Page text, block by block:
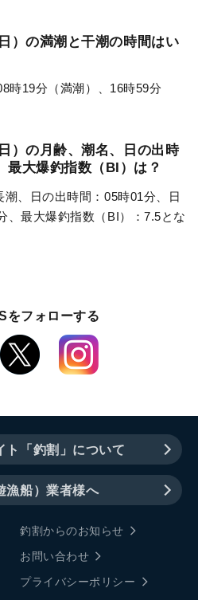
）の満潮と干潮の時間はい
時19分（満潮）、16時59分
）の月齢、潮名、日の出時
最大爆釣指数（BI）は？
潮、日の出時間：05時01分、日
、最大爆釣指数（BI）：7.5とな
をフォローする
ト「釣割」について
漁船）業者様へ
釣割からのお知らせ
お問い合わせ
プライバシーポリシー